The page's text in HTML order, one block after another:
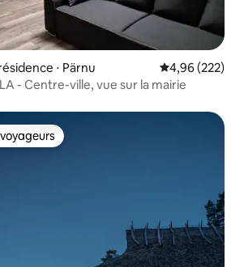
⋅ Pärnu Évaluation
4,96 (222)
- Centre-ville, vue sur la mairie
les plus appréciés